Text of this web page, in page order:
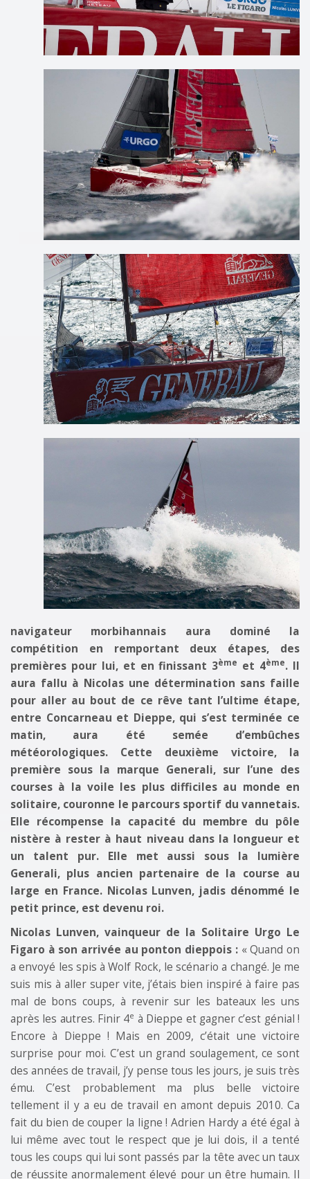
navigateur morbihannais aura dominé la
compétition en remportant deux étapes, des
premières pour lui, et en finissant 3ème et 4ème. Il
aura fallu à Nicolas une détermination sans faille
pour aller au bout de ce rêve tant l’ultime étape,
entre Concarneau et Dieppe, qui s’est terminée ce
matin, aura été semée d’embûches
météorologiques. Cette deuxième victoire, la
première sous la marque Generali, sur l’une des
courses à la voile les plus difficiles au monde en
solitaire, couronne le parcours sportif du vannetais.
Elle récompense la capacité du membre du pôle
nistère à rester à haut niveau dans la longueur et
un talent pur. Elle met aussi sous la lumière
Generali, plus ancien partenaire de la course au
large en France. Nicolas Lunven, jadis dénommé le
petit prince, est devenu roi.
Nicolas Lunven, vainqueur de la Solitaire Urgo Le
Figaro à son arrivée au ponton dieppois :« Quand on
a envoyé les spis à Wolf Rock, le scénario a changé. Je me
suis mis à aller super vite, j’étais bien inspiré à faire pas
mal de bons coups, à revenir sur les bateaux les uns
après les autres. Finir 4e à Dieppe et gagner c’est génial !
Encore à Dieppe ! Mais en 2009, c’était une victoire
surprise pour moi. C’est un grand soulagement, ce sont
des années de travail, j’y pense tous les jours, je suis très
ému. C’est probablement ma plus belle victoire
tellement il y a eu de travail en amont depuis 2010. Ca
fait du bien de couper la ligne ! Adrien Hardy a été égal à
lui même avec tout le respect que je lui dois, il a tenté
tous les coups qui lui sont passés par la tête avec un taux
de réussite anormalement élevé pour un être humain. Il